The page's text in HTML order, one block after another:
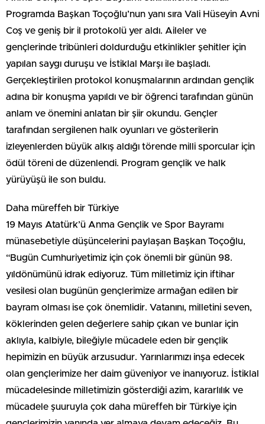
Programda Başkan Toçoğlu’nun yanı sıra Vali Hüseyin Avni
Coş ve geniş bir il protokolü yer aldı. Aileler ve
gençlerinde tribünleri doldurduğu etkinlikler şehitler için
yapılan saygı duruşu ve İstiklal Marşı ile başladı.
Gerçekleştirilen protokol konuşmalarının ardından gençlik
adına bir konuşma yapıldı ve bir öğrenci tarafından günün
anlam ve önemini anlatan bir şiir okundu. Gençler
tarafından sergilenen halk oyunları ve gösterilerin
izleyenlerden büyük alkış aldığı törende milli sporcular için
ödül töreni de düzenlendi. Program gençlik ve halk
yürüyüşü ile son buldu.
Daha müreffeh bir Türkiye
19 Mayıs Atatürk’ü Anma Gençlik ve Spor Bayramı
münasebetiyle düşüncelerini paylaşan Başkan Toçoğlu,
“Bugün Cumhuriyetimiz için çok önemli bir günün 98.
yıldönümünü idrak ediyoruz. Tüm milletimiz için iftihar
vesilesi olan bugünün gençlerimize armağan edilen bir
bayram olması ise çok önemlidir. Vatanını, milletini seven,
köklerinden gelen değerlere sahip çıkan ve bunlar için
aklıyla, kalbiyle, bileğiyle mücadele eden bir gençlik
hepimizin en büyük arzusudur. Yarınlarımızı inşa edecek
olan gençlerimize her daim güveniyor ve inanıyoruz. İstiklal
mücadelesinde milletimizin gösterdiği azim, kararlılık ve
mücadele şuuruyla çok daha müreffeh bir Türkiye için